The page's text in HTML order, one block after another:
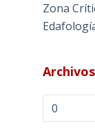
Zona
Archivos
Archivos